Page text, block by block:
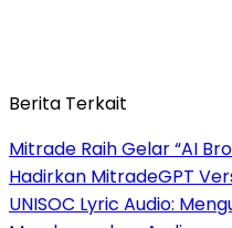
Berita Terkait
Mitrade Raih Gelar “AI
Hadirkan MitradeGPT
UNISOC Lyric Audio: